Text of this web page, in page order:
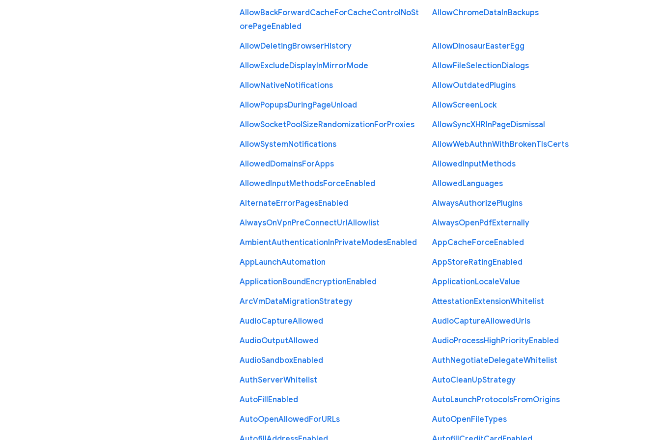
AllowBackForwardCacheForCacheControlNoSt
orePageEnabled
AllowChromeDataInBackups
AllowDeletingBrowserHistory AllowDinosaurEasterEgg
AllowExcludeDisplayInMirrorMode AllowFileSelectionDialogs
AllowNativeNotifications AllowOutdatedPlugins
AllowPopupsDuringPageUnload AllowScreenLock
AllowSocketPoolSizeRandomizationForProxies AllowSyncXHRInPageDismissal
AllowSystemNotifications AllowWebAuthnWithBrokenTlsCerts
AllowedDomainsForApps AllowedInputMethods
AllowedInputMethodsForceEnabled AllowedLanguages
AlternateErrorPagesEnabled AlwaysAuthorizePlugins
AlwaysOnVpnPreConnectUrlAllowlist AlwaysOpenPdfExternally
AmbientAuthenticationInPrivateModesEnabled AppCacheForceEnabled
AppLaunchAutomation AppStoreRatingEnabled
ApplicationBoundEncryptionEnabled ApplicationLocaleValue
ArcVmDataMigrationStrategy AttestationExtensionWhitelist
AudioCaptureAllowed AudioCaptureAllowedUrls
AudioOutputAllowed AudioProcessHighPriorityEnabled
AudioSandboxEnabled AuthNegotiateDelegateWhitelist
AuthServerWhitelist AutoCleanUpStrategy
AutoFillEnabled AutoLaunchProtocolsFromOrigins
AutoOpenAllowedForURLs AutoOpenFileTypes